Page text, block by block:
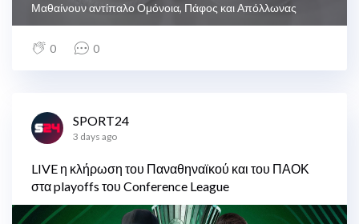
Μαθαίνουν αντίπαλο Ομόνοια, Πάφος και Απόλλωνας
0 0
SPORT24
3 days ago
LIVE η κλήρωση του Παναθηναϊκού και του ΠΑΟΚ
στα playoffs του Conference League